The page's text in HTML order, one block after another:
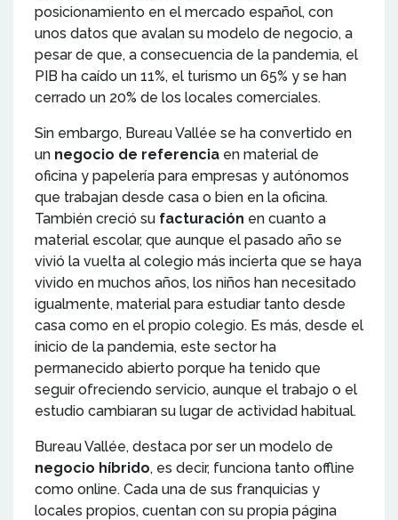
posicionamiento en el mercado español, con
unos datos que avalan su modelo de negocio, a
pesar de que, a consecuencia de la pandemia, el
PIB ha caído un 11%, el turismo un 65% y se han
cerrado un 20% de los locales comerciales.
Sin embargo, Bureau Vallée se ha convertido en
un negocio de referencia en material de
oficina y papelería para empresas y autónomos
que trabajan desde casa o bien en la oficina.
También creció su facturación en cuanto a
material escolar, que aunque el pasado año se
vivió la vuelta al colegio más incierta que se haya
vivido en muchos años, los niños han necesitado
igualmente, material para estudiar tanto desde
casa como en el propio colegio. Es más, desde el
inicio de la pandemia, este sector ha
permanecido abierto porque ha tenido que
seguir ofreciendo servicio, aunque el trabajo o el
estudio cambiaran su lugar de actividad habitual.
Bureau Vallée, destaca por ser un modelo de
negocio híbrido, es decir, funciona tanto offline
como online. Cada una de sus franquicias y
locales propios, cuentan con su propia página